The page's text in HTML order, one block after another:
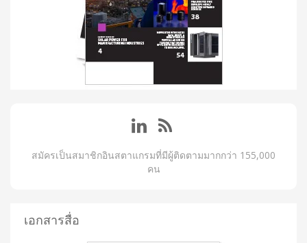
สมัครเป็นสมาชิกอินสตาแกรมที่มีผู้ติดตามมากกว่า 155,000
คน
เอกสารสื่อ